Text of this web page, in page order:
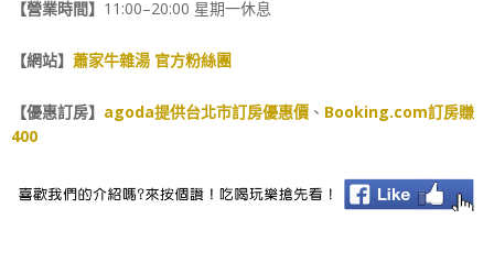
【營業時間】 11:00–20:00 星期一休息
【網站】 蕭家牛雜湯 官方粉絲團
【優惠訂房】 agoda提供台北市訂房優惠價 、 Booking.com訂房賺
400